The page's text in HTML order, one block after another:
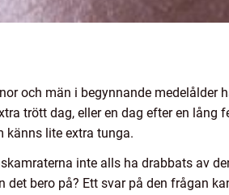
och män i begynnande medelålder
trött dag, eller en dag efter en lång
känns lite extra tunga.
inte alls ha drabbats av
det bero på? Ett svar på den frågan